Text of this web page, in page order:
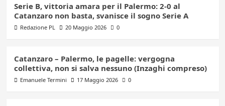
Serie B, vittoria amara per il Palermo: 2-0 al
Catanzaro non basta, svanisce il sogno Serie A
Redazione PL 20 Maggio 2026 0
Catanzaro – Palermo, le pagelle: vergogna
collettiva, non si salva nessuno (Inzaghi compreso)
Emanuele Termini 17 Maggio 2026 0